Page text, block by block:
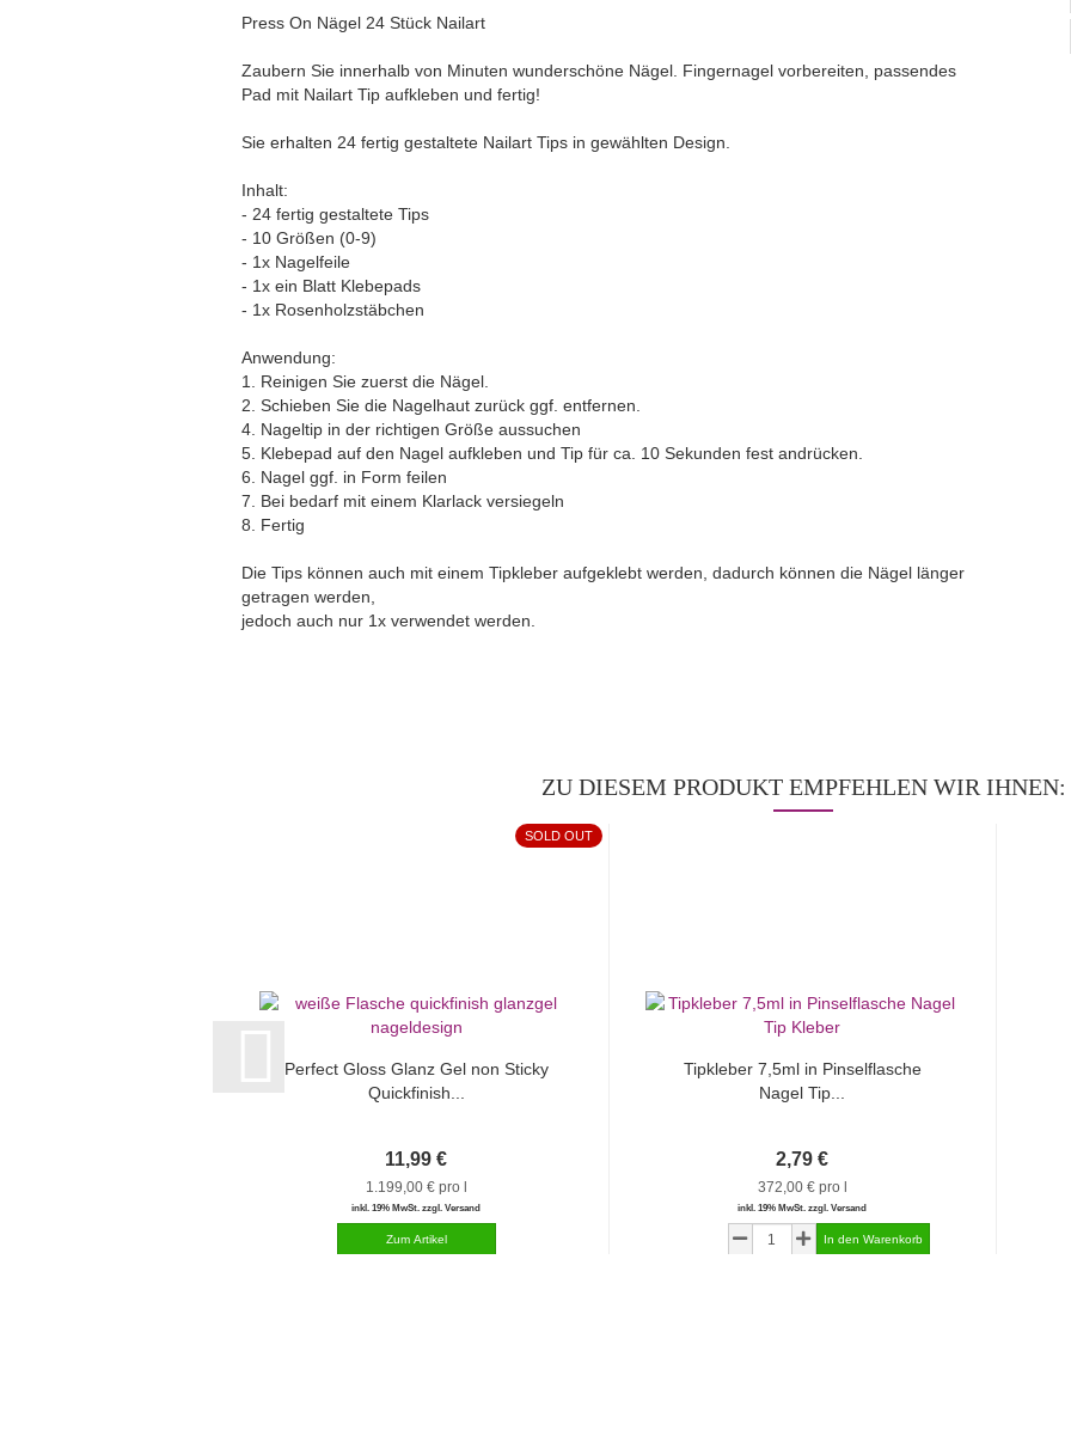
Press On Nägel 24 Stück Nailart
Zaubern Sie innerhalb von Minuten wunderschöne Nägel. Fingernagel vorbereiten, passendes
Pad mit Nailart Tip aufkleben und fertig!
Sie erhalten 24 fertig gestaltete Nailart Tips in gewählten Design.
Inhalt:
- 24 fertig gestaltete Tips
- 10 Größen (0-9)
- 1x Nagelfeile
- 1x ein Blatt Klebepads
- 1x Rosenholzstäbchen
Anwendung:
1. Reinigen Sie zuerst die Nägel.
2. Schieben Sie die Nagelhaut zurück ggf. entfernen.
4. Nageltip in der richtigen Größe aussuchen
5. Klebepad auf den Nagel aufkleben und Tip für ca. 10 Sekunden fest andrücken.
6. Nagel ggf. in Form feilen
7. Bei bedarf mit einem Klarlack versiegeln
8. Fertig
Die Tips können auch mit einem Tipkleber aufgeklebt werden, dadurch können die Nägel länger
getragen werden,
jedoch auch nur 1x verwendet werden.
ZU DIESEM PRODUKT EMPFEHLEN WIR IHNEN:
SOLD OUT
Perfect Gloss Glanz Gel non Sticky
Quickfinish...
11,99 €
1.199,00 € pro l
inkl. 19% MwSt. zzgl. Versand
Tipkleber 7,5ml in Pinselflasche
Nagel Tip...
2,79 €
372,00 € pro l
inkl. 19% MwSt. zzgl. Versand